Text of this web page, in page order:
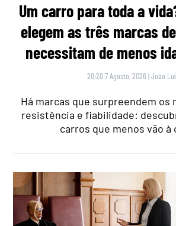
Um carro para toda a
elegem as três marcas
necessitam de menos
20:20 7 Agosto, 2026 |João
Há marcas que surpreendem os
resistência e fiabilidade:
carros que menos vão à